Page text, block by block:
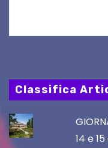
Classifica
14 e